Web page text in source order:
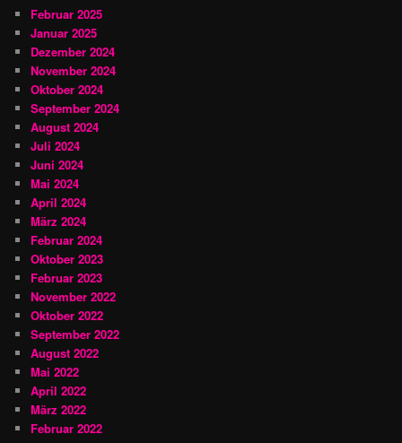
Februar 2025
Januar 2025
Dezember 2024
November 2024
Oktober 2024
September 2024
August 2024
Juli 2024
Juni 2024
Mai 2024
April 2024
März 2024
Februar 2024
Oktober 2023
Februar 2023
November 2022
Oktober 2022
September 2022
August 2022
Mai 2022
April 2022
März 2022
Februar 2022